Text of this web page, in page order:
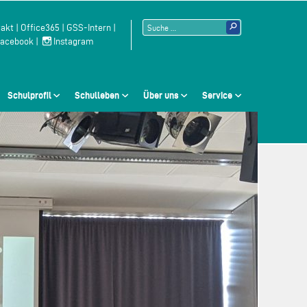
| Office365 GSS-Intern|
| Instagram
Suchen
Schulprofil Schulleben Über uns Service